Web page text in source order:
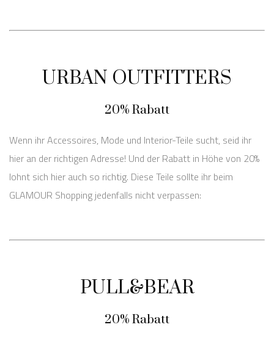
URBAN OUTFITTERS
20% Rabatt
Wenn ihr Accessoires, Mode und Interior-Teile sucht, seid ihr
hier an der richtigen Adresse! Und der Rabatt in Höhe von 20%
lohnt sich hier auch so richtig. Diese Teile sollte ihr beim
GLAMOUR Shopping jedenfalls nicht verpassen:
PULL&BEAR
20% Rabatt